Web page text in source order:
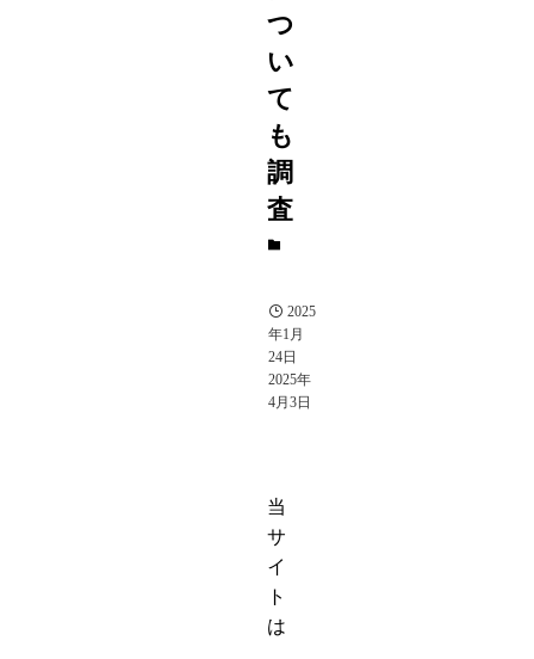
つ
い
て
も
調
査
2025
年1月
24日
2025年
4月3日
当
サ
イ
ト
は